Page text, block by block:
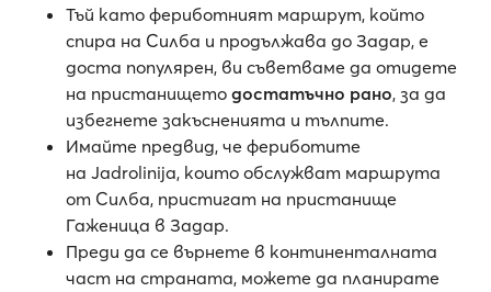
Тъй като фериботният маршрут, който
спира на Силба и продължава до Задар, е
доста популярен, ви съветваме да отидете
на пристанището достатъчно рано, за да
избегнете закъсненията и тълпите.
Имайте предвид, че фериботите
на Jadrolinija, които обслужват маршрута
от Силба, пристигат на пристанище
Гаженица в Задар.
Преди да се върнете в континенталната
част на страната, можете да планирате